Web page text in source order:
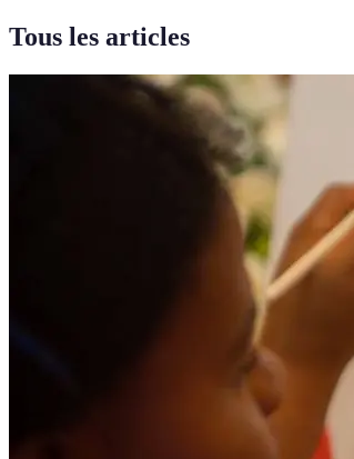
Tous les articles